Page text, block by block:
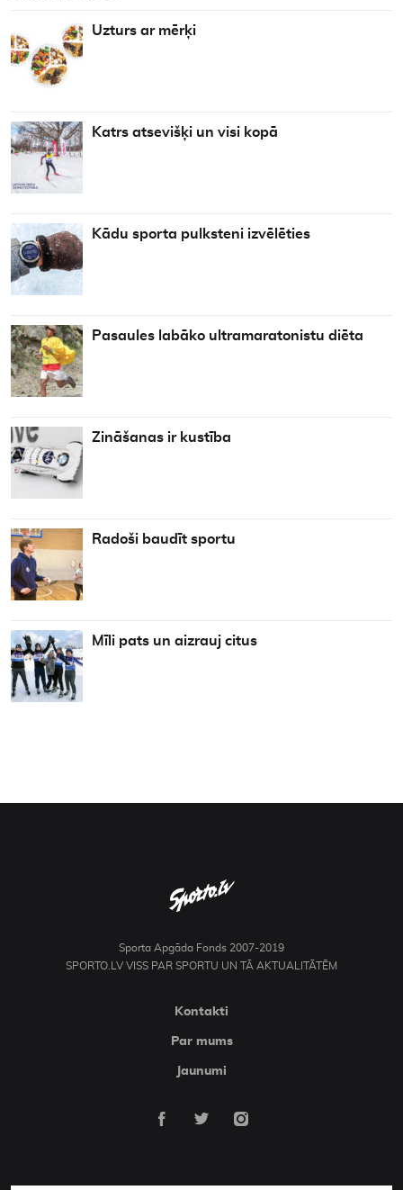
Uzturs ar mērķi
Katrs atsevišķi un visi kopā
Kādu sporta pulksteni izvēlēties
Pasaules labāko ultramaratonistu diēta
Zināšanas ir kustība
Radoši baudīt sportu
Mīli pats un aizrauj citus
Sporta Apgāda Fonds 2007-2019
SPORTO.LV VISS PAR SPORTU UN TĀ AKTUALITĀTĒM
Kontakti
Par mums
Jaunumi